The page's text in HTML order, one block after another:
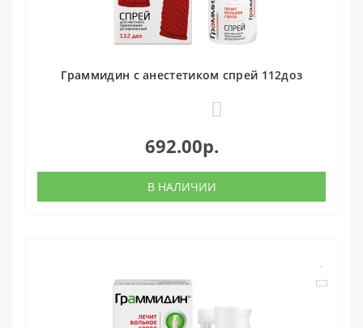
Граммидин с анестетиком спрей 112доз
692.00р.
В НАЛИЧИИ